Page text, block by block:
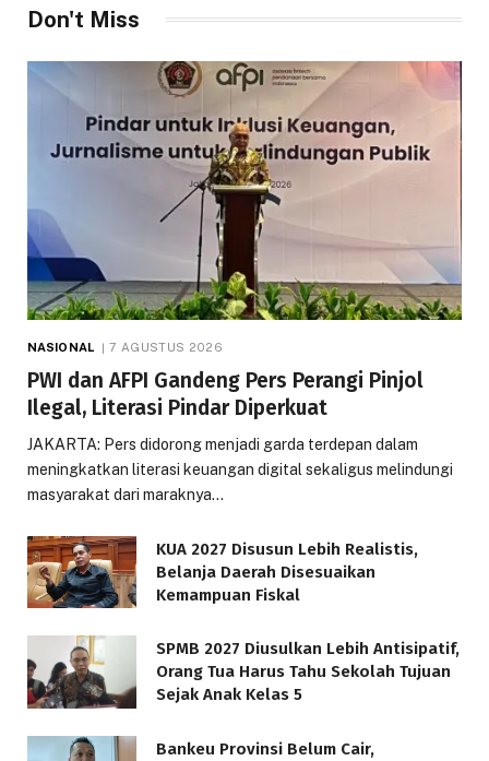
Don't Miss
NASIONAL 7 AGUSTUS 2026
PWI dan AFPI Gandeng Pers Perangi Pinjol
Ilegal, Literasi Pindar Diperkuat
JAKARTA: Pers didorong menjadi garda terdepan dalam
meningkatkan literasi keuangan digital sekaligus melindungi
masyarakat dari maraknya…
KUA 2027 Disusun Lebih Realistis,
Belanja Daerah Disesuaikan
Kemampuan Fiskal
SPMB 2027 Diusulkan Lebih Antisipatif,
Orang Tua Harus Tahu Sekolah Tujuan
Sejak Anak Kelas 5
Bankeu Provinsi Belum Cair,